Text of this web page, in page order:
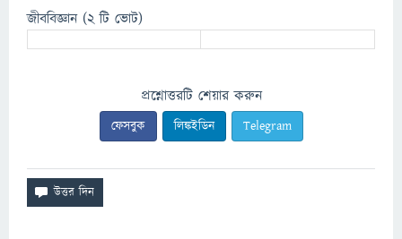
জীববিজ্ঞান(2 টি ভোট)
প্রশ্নোত্তরটি শেয়ার করুন
ফেসবুক লিঙ্কইডিন Telegram